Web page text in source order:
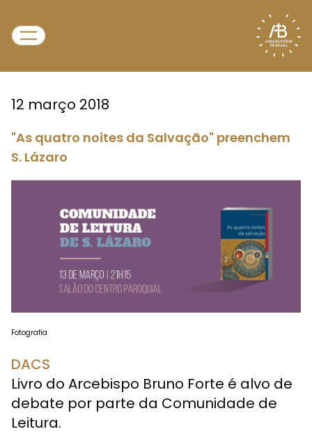
12 março 2018
"As quatro noites da Salvação" preenchem
S. Lázaro
Fotografia
DACS
Livro do Arcebispo Bruno Forte é alvo de
debate por parte da Comunidade de
Leitura.